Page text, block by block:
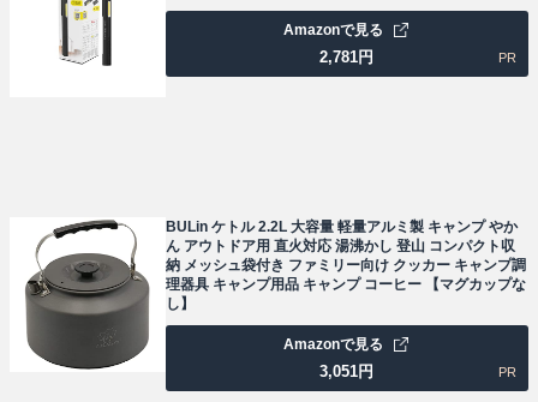
2,781円
Amazonで見る
PR
BULin ケトル 2.2L 大容量 軽量アルミ製 キャンプ やか
ん アウトドア用 直火対応 湯沸かし 登山 コンパクト収
納 メッシュ袋付き ファミリー向け クッカー キャンプ調
理器具 キャンプ用品 キャンプ コーヒー 【マグカップな
し】
3,051円
Amazonで見る
PR